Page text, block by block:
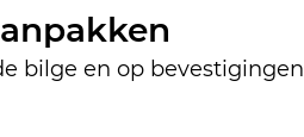
bilge en op bevestigingen